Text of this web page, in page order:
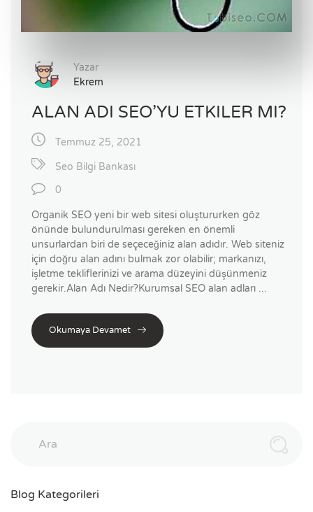
Yazar
Ekrem
ALAN ADI SEO’YU ETKILER MI?
Temmuz 25, 2021
Seo Bilgi Bankası
0
Organik SEO yeni bir web sitesi oluştururken göz
önünde bulundurulması gereken en önemli
unsurlardan biri de seçeceğiniz alan adıdır. Web siteniz
için doğru alan adını bulmak zor olabilir; markanızı,
işletme tekliflerinizi ve arama düzeyini düşünmeniz
gerekir.Alan Adı Nedir?Kurumsal SEO alan adları ...
Okumaya Devamet
Blog Kategorileri